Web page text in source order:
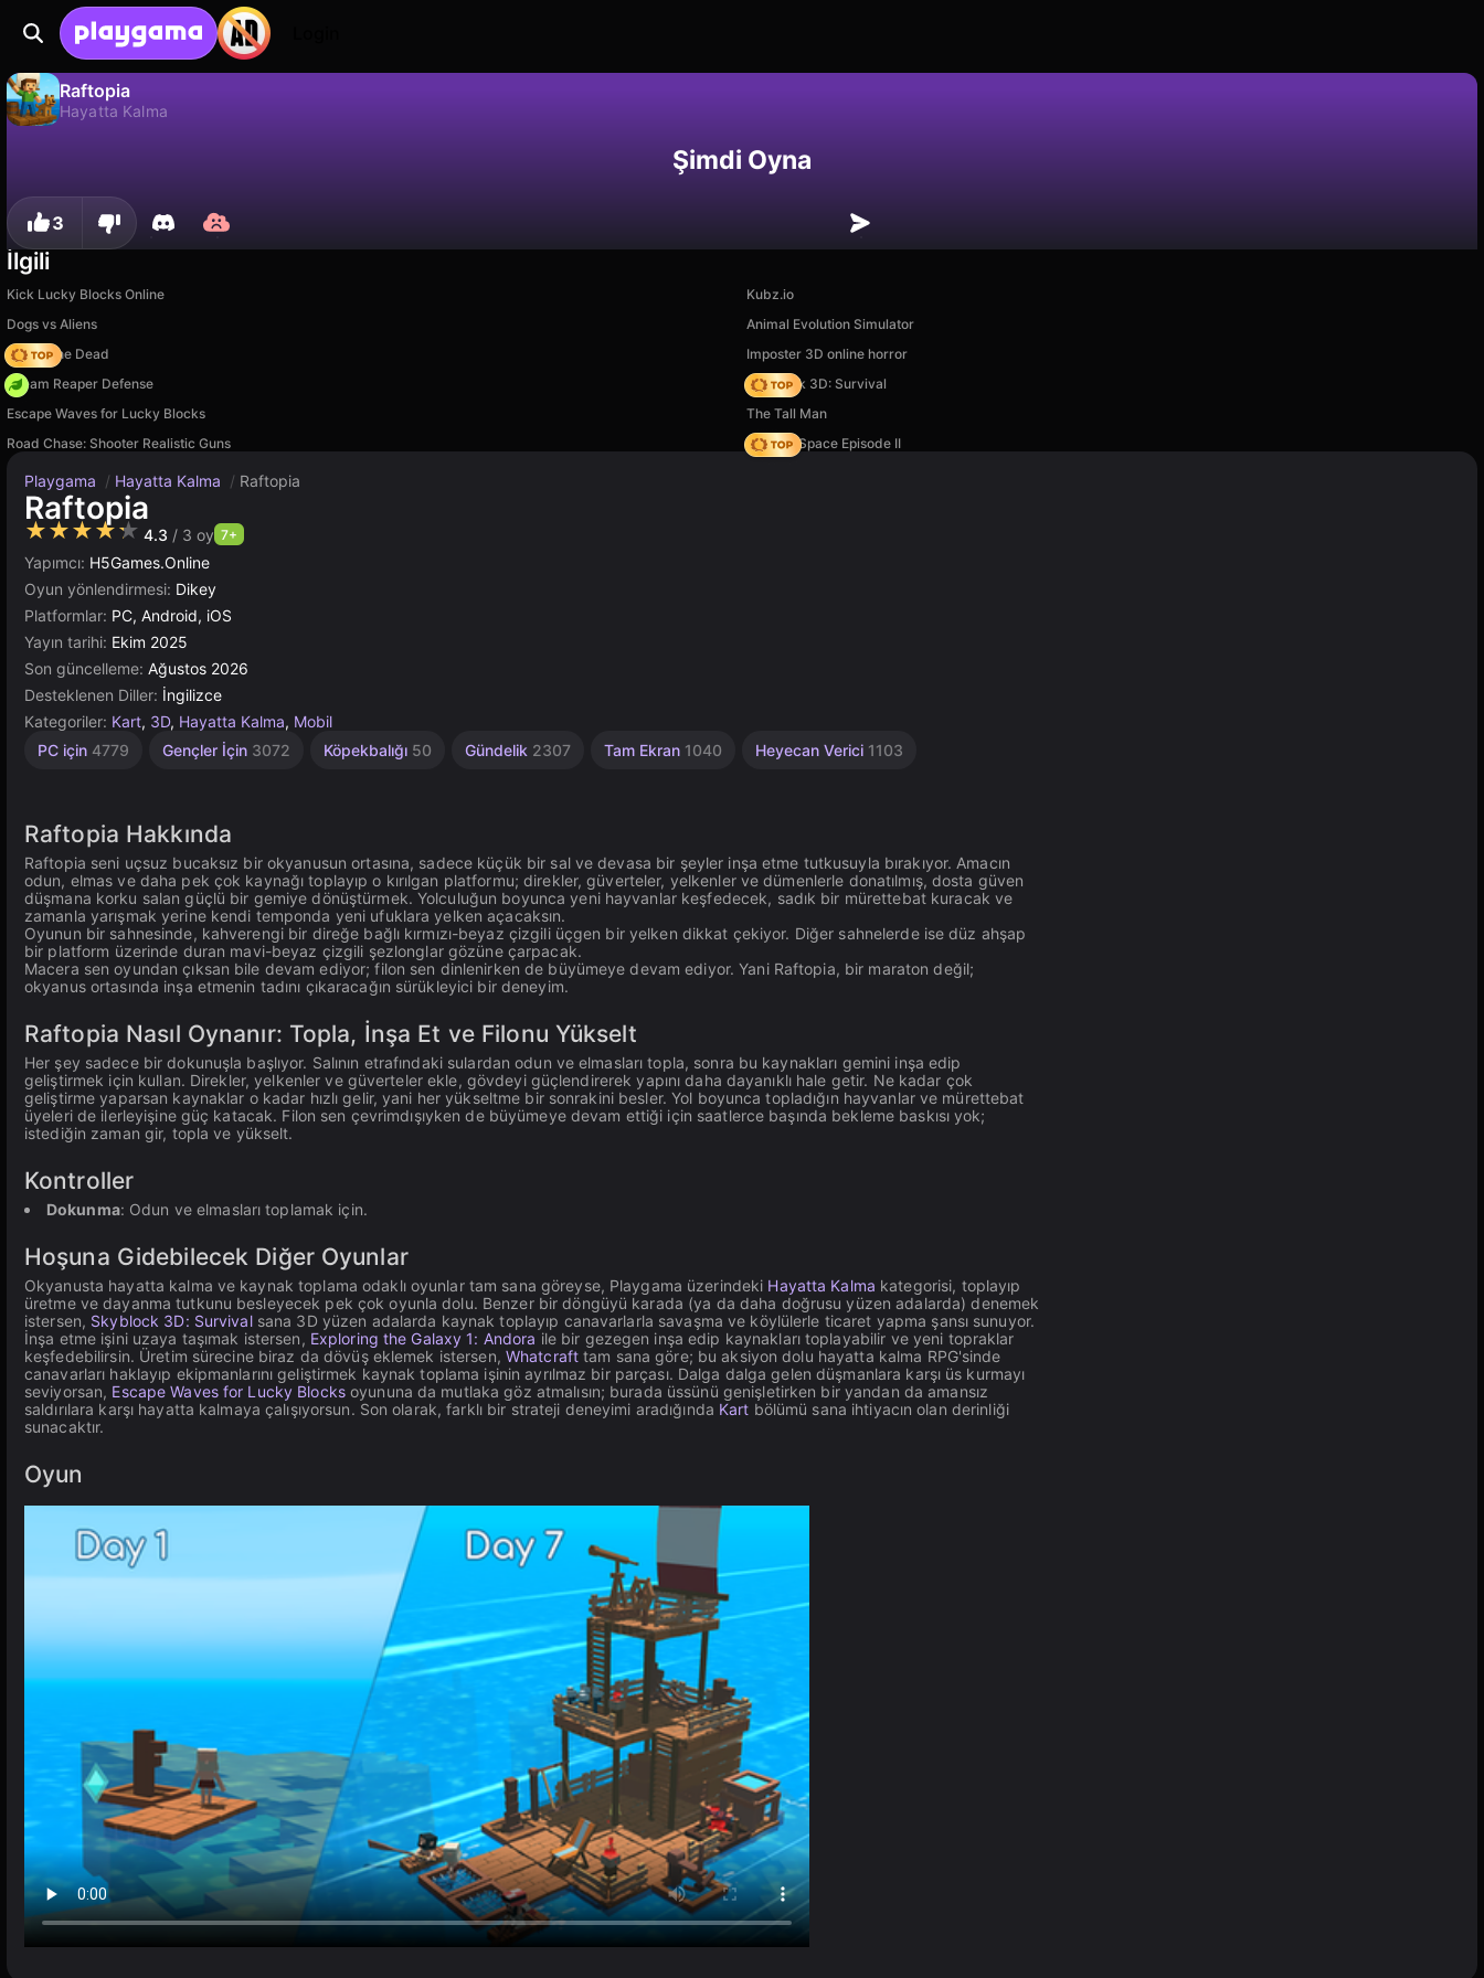
Raftopia
Hayatta Kalma
Şimdi Oyna
3
İlgili
Kick Lucky Blocks Online
Kubz.io
Dogs vs Aliens
Animal Evolution Simulator
Rise of the Dead
Imposter 3D online horror
Dream Reaper Defense
Skyblock 3D: Survival
Escape Waves for Lucky Blocks
The Tall Man
Road Chase: Shooter Realistic Guns
Zombie Space Episode II
Playgama / Hayatta Kalma / Raftopia
Raftopia
★★★★★ 4.3 / 3 oy 7+
Yapımcı: H5Games.Online
Oyun yönlendirmesi: Dikey
Platformlar: PC, Android, iOS
Yayın tarihi: Ekim 2025
Son güncelleme: Ağustos 2026
Desteklenen Diller: İngilizce
Kategoriler: Kart, 3D, Hayatta Kalma, Mobil
PC için 4779 Gençler İçin 3072 Köpekbalığı 50 Gündelik 2307 Tam Ekran 1040 Heyecan Verici 1103
Sonsuz
Sevimli
Masaüstü
Bağımsız
Yüksek
Rus
Basit
Tarayıcı
Raftopia Hakkında
Raftopia seni uçsuz bucaksız bir okyanusun ortasına, sadece küçük bir sal ve devasa bir şeyler inşa etme tutkusuyla bırakıyor. Amacın
odun, elmas ve daha pek çok kaynağı toplayıp o kırılgan platformu; direkler, güverteler, yelkenler ve dümenlerle donatılmış, dosta güven
düşmana korku salan güçlü bir gemiye dönüştürmek. Yolculuğun boyunca yeni hayvanlar keşfedecek, sadık bir mürettebat kuracak ve
zamanla yarışmak yerine kendi temponda yeni ufuklara yelken açacaksın.
Oyunun bir sahnesinde, kahverengi bir direğe bağlı kırmızı-beyaz çizgili üçgen bir yelken dikkat çekiyor. Diğer sahnelerde ise düz ahşap
bir platform üzerinde duran mavi-beyaz çizgili şezlonglar gözüne çarpacak.
Macera sen oyundan çıksan bile devam ediyor; filon sen dinlenirken de büyümeye devam ediyor. Yani Raftopia, bir maraton değil;
okyanus ortasında inşa etmenin tadını çıkaracağın sürükleyici bir deneyim.
Raftopia Nasıl Oynanır: Topla, İnşa Et ve Filonu Yükselt
Her şey sadece bir dokunuşla başlıyor. Salının etrafındaki sulardan odun ve elmasları topla, sonra bu kaynakları gemini inşa edip
geliştirmek için kullan. Direkler, yelkenler ve güverteler ekle, gövdeyi güçlendirerek yapını daha dayanıklı hale getir. Ne kadar çok
geliştirme yaparsan kaynaklar o kadar hızlı gelir, yani her yükseltme bir sonrakini besler. Yol boyunca topladığın hayvanlar ve mürettebat
üyeleri de ilerleyişine güç katacak. Filon sen çevrimdışıyken de büyümeye devam ettiği için saatlerce başında bekleme baskısı yok;
istediğin zaman gir, topla ve yükselt.
Kontroller
Dokunma: Odun ve elmasları toplamak için.
Hoşuna Gidebilecek Diğer Oyunlar
Okyanusta hayatta kalma ve kaynak toplama odaklı oyunlar tam sana göreyse, Playgama üzerindeki Hayatta Kalma kategorisi, toplayıp
üretme ve dayanma tutkunu besleyecek pek çok oyunla dolu. Benzer bir döngüyü karada (ya da daha doğrusu yüzen adalarda) denemek
istersen, Skyblock 3D: Survivalsana 3D yüzen adalarda kaynak toplayıp canavarlarla savaşma ve köylülerle ticaret yapma şansı sunuyor.
İnşa etme işini uzaya taşımak istersen, Exploring the Galaxy 1: Andora ile bir gezegen inşa edip kaynakları toplayabilir ve yeni topraklar
keşfedebilirsin. Üretim sürecine biraz da dövüş eklemek istersen, Whatcraft tam sana göre; bu aksiyon dolu hayatta kalma RPG'sinde
canavarları haklayıp ekipmanlarını geliştirmek kaynak toplama işinin ayrılmaz bir parçası. Dalga dalga gelen düşmanlara karşı üs kurmayı
seviyorsan, Escape Waves for Lucky Blocksoyununa da mutlaka göz atmalısın; burada üssünü genişletirken bir yandan da amansız
saldırılara karşı hayatta kalmaya çalışıyorsun. Son olarak, farklı bir strateji deneyimi aradığında Kart bölümü sana ihtiyacın olan derinliği
sunacaktır.
Oyun